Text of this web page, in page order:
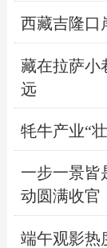
西藏吉隆口
藏在拉萨小
远
牦牛产业“
一步一景皆
动圆满收官
端午观影热